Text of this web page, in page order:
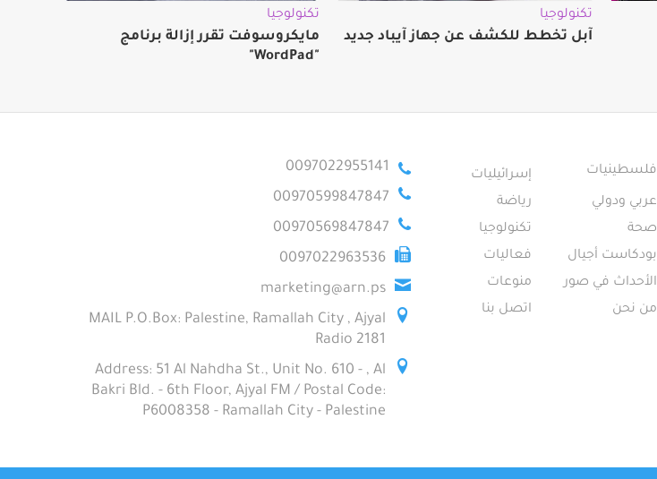
تكنولوجيا
آبل تخطط للكشف عن جهاز آيباد جديد
تكنولوجيا
مايكروسوفت تقرر إزالة برنامج
"WordPad"
فلسطينيات
إسرائيليات
عربي ودولي
رياضة
صحة
تكنولوجيا
بودكاست أجيال
فعاليات
الأحداث في صور
منوعات
من نحن
اتصل بنا
0097022955141
00970599847847
00970569847847
0097022963536
marketing@arn.ps
MAIL P.O.Box: Palestine, Ramallah City , Ajyal
Radio 2181
Address: 51 Al Nahdha St., Unit No. 610 - , Al
Bakri Bld. - 6th Floor, Ajyal FM / Postal Code:
P6008358 - Ramallah City - Palestine